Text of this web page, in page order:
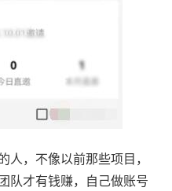
人，不像以前那些项目，
队才有钱赚，自己做账号